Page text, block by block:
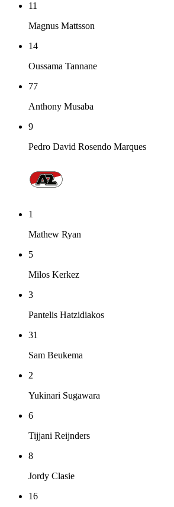
11
Magnus Mattsson
14
Oussama Tannane
77
Anthony Musaba
9
Pedro David Rosendo Marques
1
Mathew Ryan
5
Milos Kerkez
3
Pantelis Hatzidiakos
31
Sam Beukema
2
Yukinari Sugawara
6
Tijjani Reijnders
8
Jordy Clasie
16